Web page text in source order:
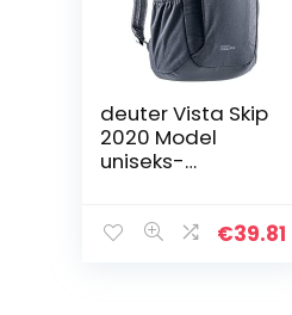
deuter Vista Skip
2020 Model
uniseks-
€39.81